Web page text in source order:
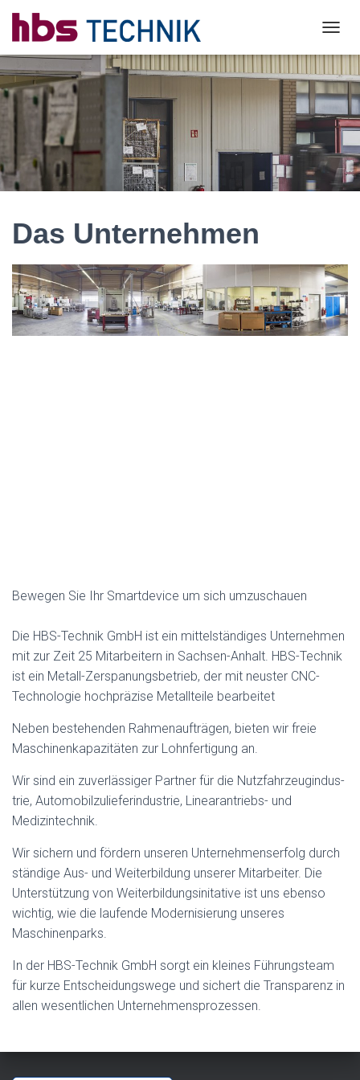
O
G
L
E
N
G
N
Das Unternehmen
Bewegen Sie Ihr Smartdevice um sich umzuschauen
Die HBS-Tech­nik GmbH ist ein mit­tel­ständi­ges Unternehmen
mit zur Zeit 25 Mitar­beit­ern in Sach­sen-Anhalt. HBS-Tech­nik
ist ein Met­all-Zerspanungs­be­trieb, der mit neuster CNC-
Tech­nolo­gie hoch­präzise Met­all­teile bearbeitet
Neben beste­hen­den Rah­me­naufträ­gen, bieten wir freie
Maschi­nenka­paz­itäten zur Lohn­fer­ti­gung an.
Wir sind ein zuver­läs­siger Part­ner für die Nutz­fahrzeug­in­dus­
trie, Auto­mo­bilzulieferindus­trie, Lin­ear­antriebs- und
Medizintechnik.
Wir sich­ern und fördern unseren Unternehmenser­folg durch
ständi­ge Aus- und Weit­er­bil­dung unser­er Mitar­beit­er. Die
Unter­stützung von Weit­er­bil­dungsini­ta­tive ist uns eben­so
wichtig, wie die laufende Mod­ernisierung unseres
Maschinenparks.
In der HBS-Tech­nik GmbH sorgt ein kleines Führung­steam
für kurze Entschei­dungswege und sichert die Trans­parenz in
allen wesentlichen Unternehmensprozessen.